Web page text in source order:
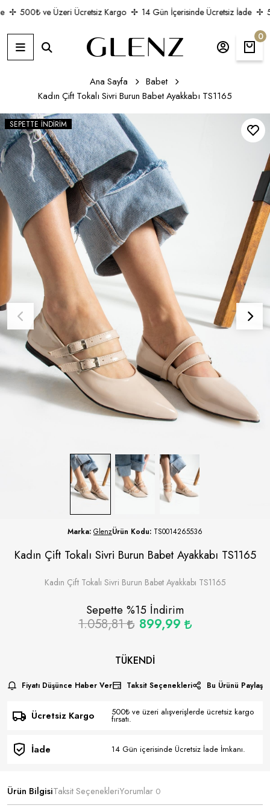
500₺ ve Üzeri Ücretsiz Kargo 14 Gün İçerisinde Ücretsiz İade
0
Ana Sayfa
Babet
Kadın Çift Tokalı Sivri Burun Babet Ayakkabı TS1165
SEPETTE İNDIRIM
Marka: GlenzÜrün Kodu: TS0014265536
Kadın Çift Tokalı Sivri Burun Babet Ayakkabı TS1165
Kadın Çift Tokalı Sivri Burun Babet Ayakkabı TS1165
Sepette %15İndirim
1.058,81 899,99
TÜKENDI
Fiyatı Düşünce Haber Ver Taksit Seçenekleri Bu Ürünü Paylaş
Ücretsiz Kargo 500₺ ve üzeri alışverişlerde ücretsiz kargo
fırsatı.
İade 14 Gün içerisinde Ücretsiz İade İmkanı.
Ürün BilgisiTaksit SeçenekleriYorumlar 0